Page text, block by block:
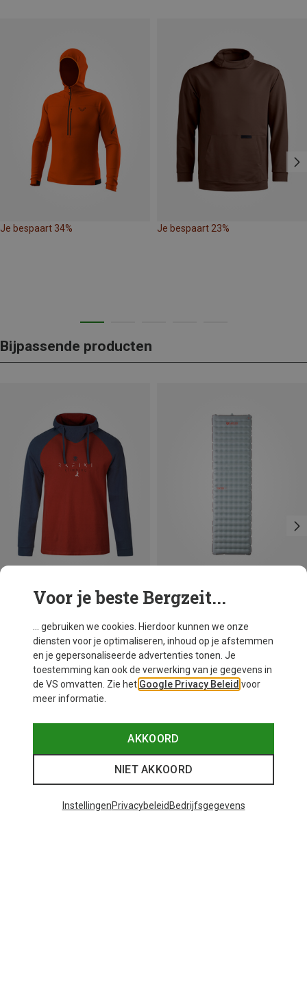
Je bespaart 34% Je bespaart 23%
Bijpassende producten
Maten
Heren Traverse Hoodie
M
Nemo Equipment
€ 207,20
183X51CM
Voor je beste Bergzeit...
... gebruiken we cookies. Hierdoor kunnen we onze
diensten voor je optimaliseren, inhoud op je afstemmen
en je gepersonaliseerde advertenties tonen. Je
toestemming kan ook de verwerking van je gegevens in
de VS omvatten. Zie het Google Privacy Beleid voor
meer informatie.
AKKOORD
NIET AKKOORD
InstellingenPrivacybeleid Bedrijfsgegevens